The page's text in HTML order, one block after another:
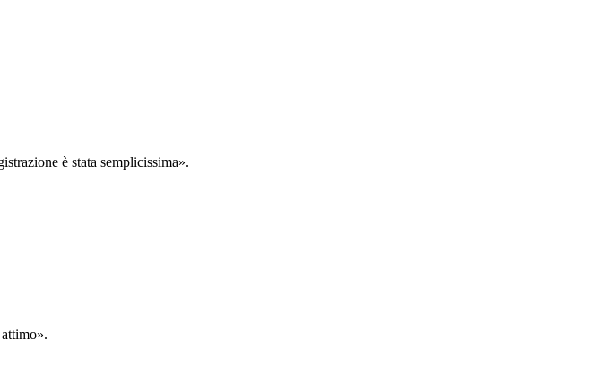
è stata semplicissima».